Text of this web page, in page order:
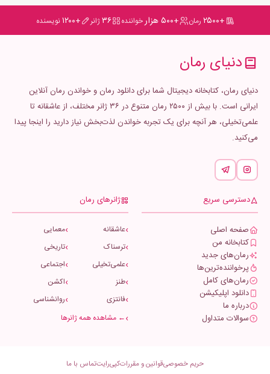
+۲۵۰۰ رمان +۵۰۰ هزار خواننده ۳۶ژانر +۱۲۰۰ نویسنده
دنیای رمان
دنیای رمان، کتابخانه دیجیتال شما برای دانلود رمان و خواندن رمان آنلاین
ایرانی است. با بیش از ۲۵۰۰ رمان متنوع در ۳۶ ژانر مختلف، از عاشقانه تا
علمی‌تخیلی، هر آنچه برای یک تجربه خواندن لذت‌بخش نیاز دارید را اینجا پیدا
می‌کنید.
دسترسی سریع
صفحه اصلی
کتابخانه من
رمان‌های جدید
پرخواننده‌ترین‌ها
رمان‌های کامل
دانلود اپلیکیشن
درباره ما
سوالات متداول
ژانرهای رمان
عاشقانه
معمایی
ترسناک
تاریخی
علمی‌تخیلی
اجتماعی
طنز
اکشن
فانتزی
روانشناسی
← مشاهده همه ژانرها
حریم خصوصیقوانین و مقرراتکپی‌رایتتماس با ما